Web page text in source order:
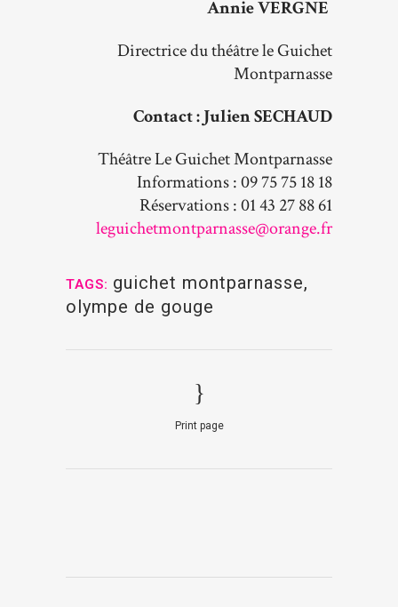
Annie VERGNE
Directrice du théâtre le Guichet
Montparnasse
Contact : Julien SECHAUD
Théâtre Le Guichet Montparnasse
Informations : 09 75 75 18 18
Réservations : 01 43 27 88 61
leguichetmontparnasse@orange.fr
TAGS: guichet montparnasse,
olympe de gouge
Print page